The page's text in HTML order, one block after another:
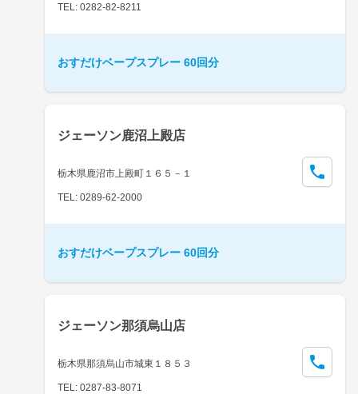
TEL: 0282-82-8211
おすだけベープスプレー 60回分
ジェーソン鹿沼上殿店
栃木県鹿沼市上殿町１６５－１
TEL: 0289-62-2000
おすだけベープスプレー 60回分
ジェーソン那須烏山店
栃木県那須烏山市城東１８５３
TEL: 0287-83-8071